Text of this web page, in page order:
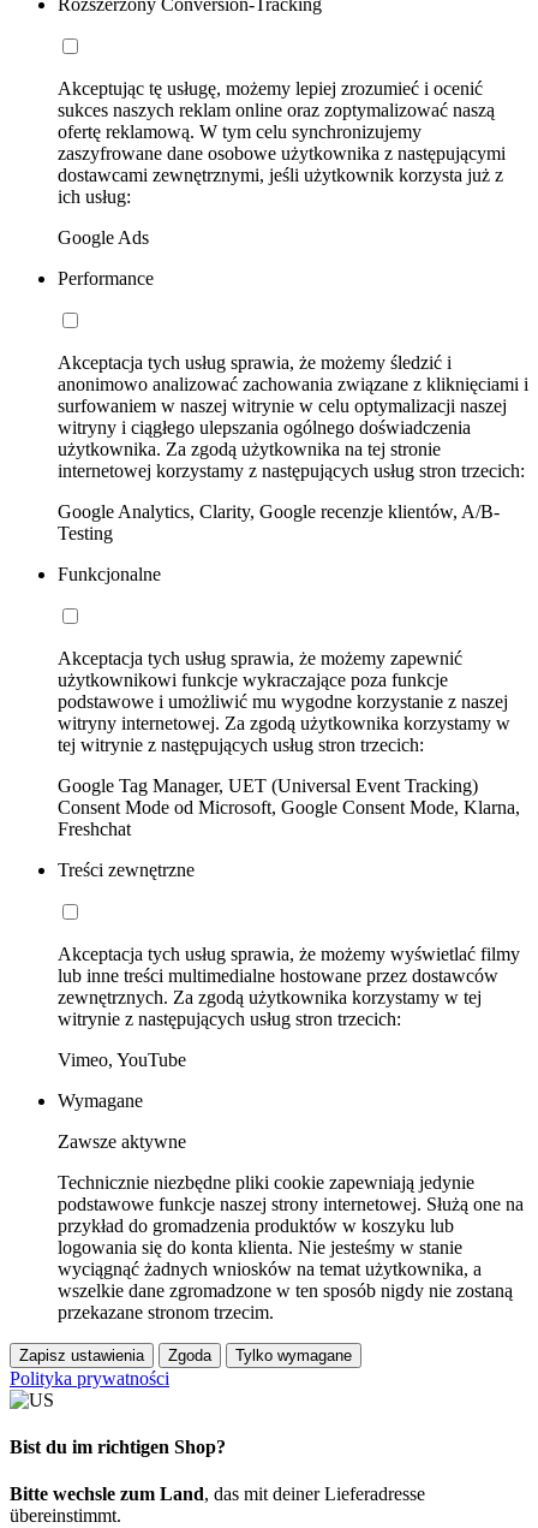
Akceptując tę usługę, możemy lepiej zrozumieć i ocenić
sukces naszych reklam online oraz zoptymalizować naszą
ofertę reklamową. W tym celu synchronizujemy
zaszyfrowane dane osobowe użytkownika z następującymi
dostawcami zewnętrznymi, jeśli użytkownik korzysta już z
ich usług:
Google Ads
Performance
Akceptacja tych usług sprawia, że możemy śledzić i
anonimowo analizować zachowania związane z kliknięciami i
surfowaniem w naszej witrynie w celu optymalizacji naszej
witryny i ciągłego ulepszania ogólnego doświadczenia
użytkownika. Za zgodą użytkownika na tej stronie
internetowej korzystamy z następujących usług stron trzecich:
Google Analytics, Clarity, Google recenzje klientów, A/B-
Testing
Funkcjonalne
Akceptacja tych usług sprawia, że możemy zapewnić
użytkownikowi funkcje wykraczające poza funkcje
podstawowe i umożliwić mu wygodne korzystanie z naszej
witryny internetowej. Za zgodą użytkownika korzystamy w
tej witrynie z następujących usług stron trzecich:
Google Tag Manager, UET (Universal Event Tracking)
Consent Mode od Microsoft, Google Consent Mode, Klarna,
Freshchat
Treści zewnętrzne
Akceptacja tych usług sprawia, że możemy wyświetlać filmy
lub inne treści multimedialne hostowane przez dostawców
zewnętrznych. Za zgodą użytkownika korzystamy w tej
witrynie z następujących usług stron trzecich:
Vimeo, YouTube
Wymagane
Zawsze aktywne
Technicznie niezbędne pliki cookie zapewniają jedynie
podstawowe funkcje naszej strony internetowej. Służą one na
przykład do gromadzenia produktów w koszyku lub
logowania się do konta klienta. Nie jesteśmy w stanie
wyciągnąć żadnych wniosków na temat użytkownika, a
wszelkie dane zgromadzone w ten sposób nigdy nie zostaną
przekazane stronom trzecim.
Zapisz ustawienia Zgoda Tylko wymagane
Polityka prywatności
Bist du im richtigen Shop?
Bitte wechsle zum Land, das mit deiner Lieferadresse
übereinstimmt.